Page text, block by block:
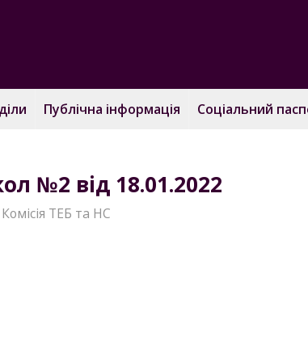
Публічна інформація Соціальний
№2 від 18.01.2022
Комісія ТЕБ та НС